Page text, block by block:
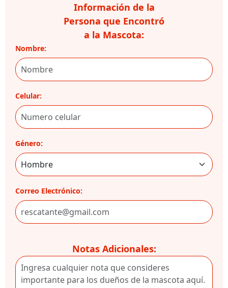
Información de la
Persona que Encontró
a la Mascota:
Nombre:
Celular:
Género:
Correo Electrónico:
Notas Adicionales: